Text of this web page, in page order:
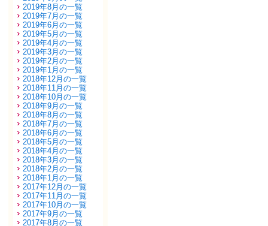
2019年8月の一覧
2019年7月の一覧
2019年6月の一覧
2019年5月の一覧
2019年4月の一覧
2019年3月の一覧
2019年2月の一覧
2019年1月の一覧
2018年12月の一覧
2018年11月の一覧
2018年10月の一覧
2018年9月の一覧
2018年8月の一覧
2018年7月の一覧
2018年6月の一覧
2018年5月の一覧
2018年4月の一覧
2018年3月の一覧
2018年2月の一覧
2018年1月の一覧
2017年12月の一覧
2017年11月の一覧
2017年10月の一覧
2017年9月の一覧
2017年8月の一覧